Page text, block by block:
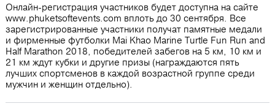
Онлайн-регистрация участников будет доступна на сайте
www.phuketsoftevents.com вплоть до 30 сентября. Все
зарегистрированные участники получат памятные медали
и фирменные футболки Mai Khao Marine Turtle Fun Run and
Half Marathon 2018, победителей забегов на 5 км, 10 км и
21 км ждут кубки и другие призы (награждаются пять
лучших спортсменов в каждой возрастной группе среди
мужчин и женщин отдельно).